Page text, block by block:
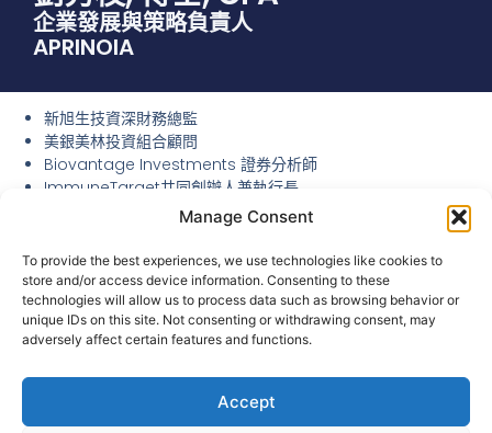
Manage Consent
To provide the best experiences, we use technologies like cookies to
store and/or access device information. Consenting to these
technologies will allow us to process data such as browsing behavior or
unique IDs on this site. Not consenting or withdrawing consent, may
adversely affect certain features and functions.
Accept
企業發展與策略負責人
APRINOIA
新旭生技資深財務總監
美銀美林投資組合顧問
Biovantage Investments 證券分析師
ImmuneTarget共同創辦人兼執行長
威爾康乃爾醫學院教師
麻省理工學院, 洛克斐勒大學博士後研究
哈佛大學公共衛生學院博士
國立臺灣大學細胞遺傳學碩士
免疫疾病及腫瘤的藥物發現, 轉錄調控, 財務建模, 資
產估值, 投資組合管理, 風險管理